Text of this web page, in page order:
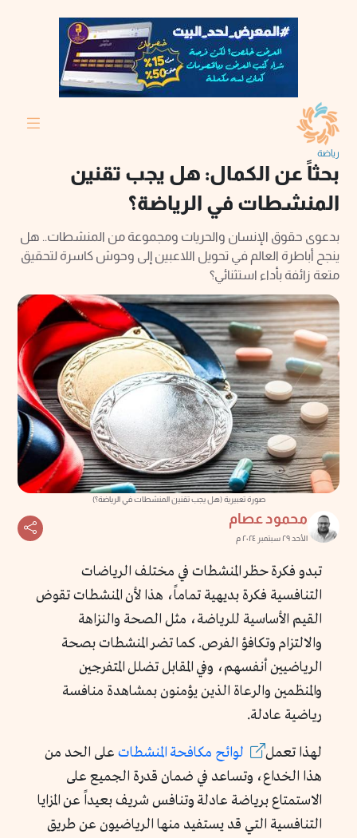
رياضة
بحثاً عن الكمال: هل يجب تقنين
المنشطات في الرياضة؟
بدعوى حقوق الإنسان والحريات ومجموعة من المنشطات.. هل
ينجح أباطرة العالم في تحويل اللاعبين إلى وحوش كاسرة لتحقيق
متعة زائفة بأداء استثنائي؟
صورة تعبيرية (هل يجب تقنين المنشطات في الرياضة؟)
محمود عصام
الأحد ٢٩ سبتمبر ٢٠٢٤ م
تبدو فكرة حظر المنشطات في مختلف الرياضات
التنافسية فكرة بديهية تماماً، هذا لأن المنشطات تقوض
القيم الأساسية للرياضة، مثل الصحة والنزاهة
والالتزام وتكافؤ الفرص. كما تضر المنشطات بصحة
الرياضيين أنفسهم، وفي المقابل تضلل المتفرجين
والمنظمين والرعاة الذين يؤمنون بمشاهدة منافسة
رياضية عادلة.
لهذا تعمل لوائح مكافحة المنشطات على الحد من
هذا الخداع، وتساعد في ضمان قدرة الجميع على
الاستمتاع برياضة عادلة وتنافس شريف بعيداً عن المزايا
التنافسية التي قد يستفيد منها الرياضيون عن طريق